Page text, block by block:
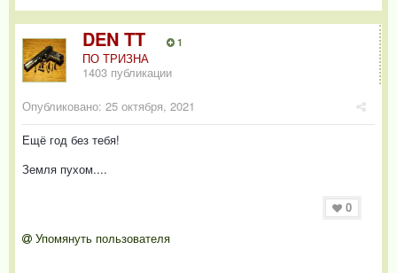
DEN TT 1
ПО ТРИЗНА
1403 публикации
Опубликовано: 25 октября, 2021
Ещё год без тебя!
Земля пухом....
0
Упомянуть пользователя